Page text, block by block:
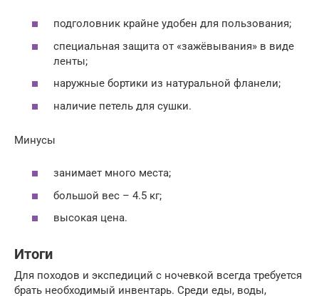
подголовник крайне удобен для пользования;
специальная защита от «зажёвывания» в виде
ленты;
наружные бортики из натуральной фланели;
наличие петель для сушки.
Минусы
занимает много места;
большой вес – 4.5 кг;
высокая цена.
Итоги
Для походов и экспедиций с ночевкой всегда требуется
брать необходимый инвентарь. Среди еды, воды,